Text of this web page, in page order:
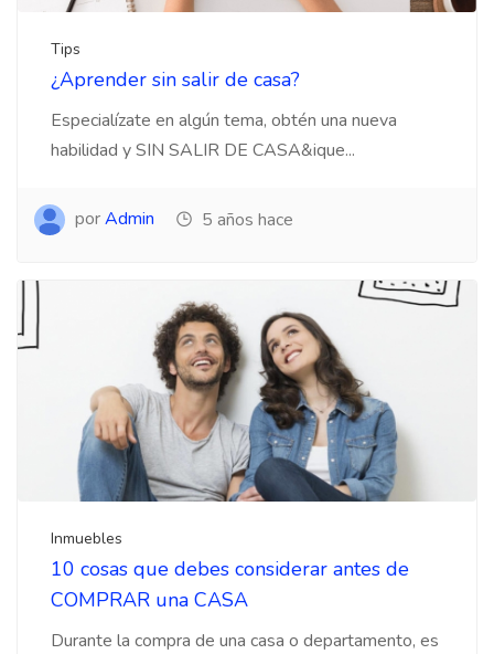
Tips
¿Aprender sin salir de casa?
Especialízate en algún tema, obtén una nueva
habilidad y SIN SALIR DE CASA&ique...
porAdmin 5 años hace
Inmuebles
10 cosas que debes considerar antes de
COMPRAR una CASA
Durante la compra de una casa o departamento, es